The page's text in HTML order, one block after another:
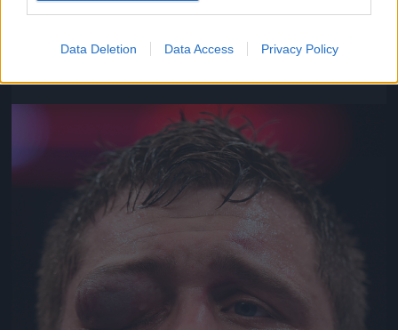
Data Deletion Data Access Privacy Policy
Matt Mitrione viszont nem győzött
Fotó: Jeff Bottari/zuffa Llc / Europress / Getty
Jön még kép!